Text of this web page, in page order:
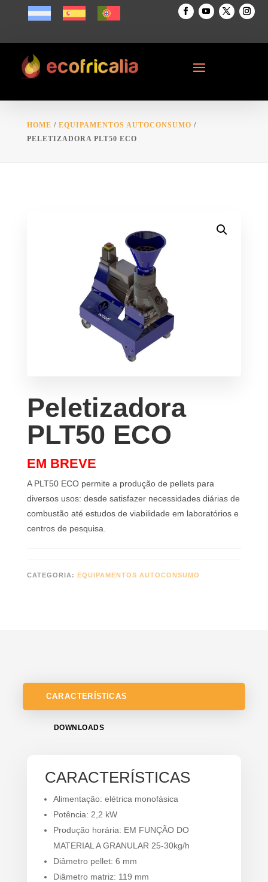
HOME / EQUIPAMENTOS AUTOCONSUMO /
PELETIZADORA PLT50 ECO
Peletizadora
PLT50 ECO
EM BREVE
A PLT50 ECO permite a produção de pellets para
diversos usos: desde satisfazer necessidades diárias de
combustão até estudos de viabilidade em laboratórios e
centros de pesquisa.
CATEGORIA: EQUIPAMENTOS AUTOCONSUMO
CARACTERÍSTICAS
DOWNLOADS
CARACTERÍSTICAS
Alimentação: elétrica monofásica
Potência: 2,2 kW
Produção horária: EM FUNÇÃO DO
MATERIAL A GRANULAR 25-30kg/h
Diâmetro pellet: 6 mm
Diâmetro matriz: 119 mm